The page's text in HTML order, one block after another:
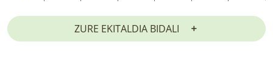
ZURE EKITALDIA BIDALI